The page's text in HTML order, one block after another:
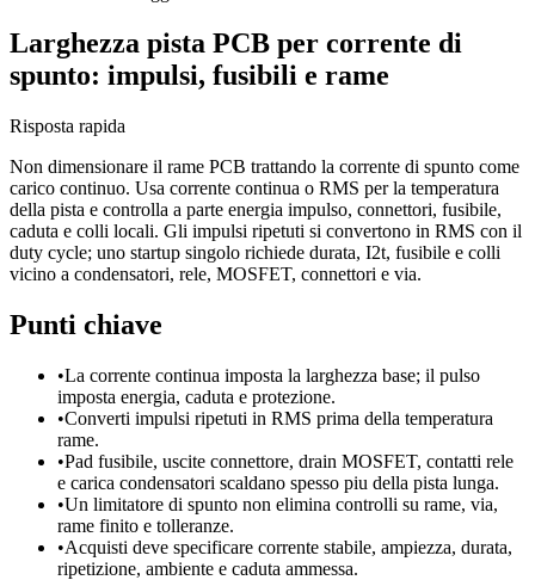
Larghezza pista PCB per corrente di
spunto: impulsi, fusibili e rame
Risposta rapida
Non dimensionare il rame PCB trattando la corrente di spunto come
carico continuo. Usa corrente continua o RMS per la temperatura
della pista e controlla a parte energia impulso, connettori, fusibile,
caduta e colli locali. Gli impulsi ripetuti si convertono in RMS con il
duty cycle; uno startup singolo richiede durata, I2t, fusibile e colli
vicino a condensatori, rele, MOSFET, connettori e via.
Punti chiave
•La corrente continua imposta la larghezza base; il pulso
imposta energia, caduta e protezione.
•Converti impulsi ripetuti in RMS prima della temperatura
rame.
•Pad fusibile, uscite connettore, drain MOSFET, contatti rele
e carica condensatori scaldano spesso piu della pista lunga.
•Un limitatore di spunto non elimina controlli su rame, via,
rame finito e tolleranze.
•Acquisti deve specificare corrente stabile, ampiezza, durata,
ripetizione, ambiente e caduta ammessa.